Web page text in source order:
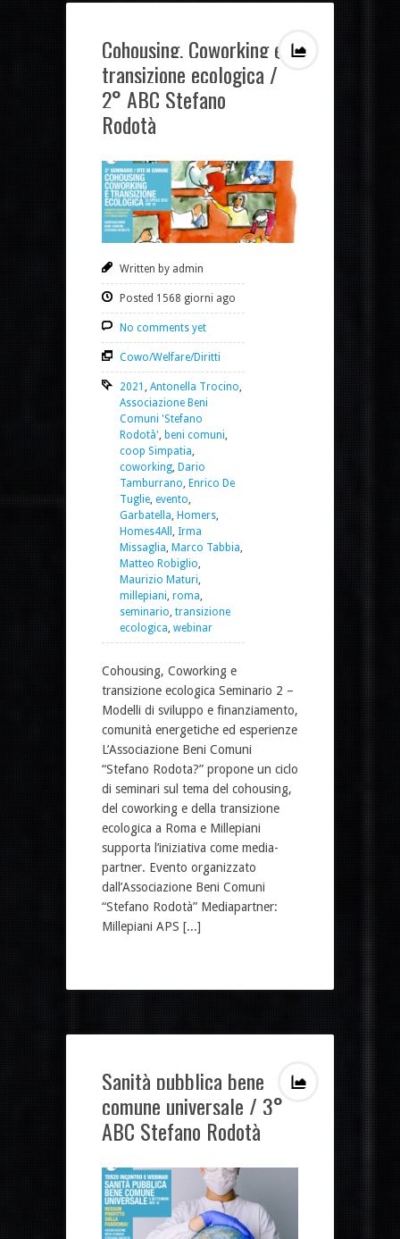
Cohousing, Coworking e
transizione ecologica /
2° ABC Stefano
Rodotà
Written by admin
Posted 1568 giorni ago
No comments yet
Cowo/Welfare/Diritti
2021 Antonella Trocino
Associazione Beni
Comuni 'Stefano
Rodotà'
beni comuni
coop Simpatia
coworking Dario
Tamburrano Enrico De
Tuglie evento
Garbatella Homers
Homes4All
Irma
Missaglia Marco Tabbia
Matteo Robiglio
Maurizio Maturi
millepiani roma
seminario transizione
ecologica webinar
Cohousing, Coworking e
transizione ecologica Seminario 2 –
Modelli di sviluppo e finanziamento,
comunità energetiche ed esperienze
L’Associazione Beni Comuni
“Stefano Rodota?” propone un ciclo
di seminari sul tema del cohousing,
del coworking e della transizione
ecologica a Roma e Millepiani
supporta l’iniziativa come media-
partner. Evento organizzato
dall’Associazione Beni Comuni
“Stefano Rodotà” Mediapartner:
Millepiani APS [...]
Sanità pubblica bene
comune universale / 3°
ABC Stefano Rodotà